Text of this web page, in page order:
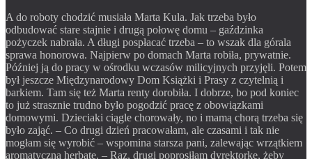
A do roboty chodzić musiała Marta Kula. Jak trzeba było
odbudować stare stajnie i drugą połowę domu – gaździnka
pożyczek nabrała. A długi pospłacać trzeba – to wszak dla górala
sprawa honorowa. Najpierw po domach Marta robiła, prywatnie.
Później ją do pracy w ośrodku wczasów milicyjnych przyjęli. Potem
był jeszcze Międzynarodowy Dom Książki i Prasy z czytelnią i
barkiem. Tam się też Marta renty dorobiła. I dobrze, bo pod koniec
to już strasznie trudno było pogodzić pracę z obowiązkami
domowymi. Dzieciaki ciągle chorowały, no i mamą chorą trzeba się
było zająć. – Co drugi dzień pracowałam, ale czasami i tak nie
mogłam się wyrobić – wspomina starsza pani, zalewając wrzątkiem
aromatyczną herbatę. – Raz, drugi poprosiłam dyrektorkę, żeby